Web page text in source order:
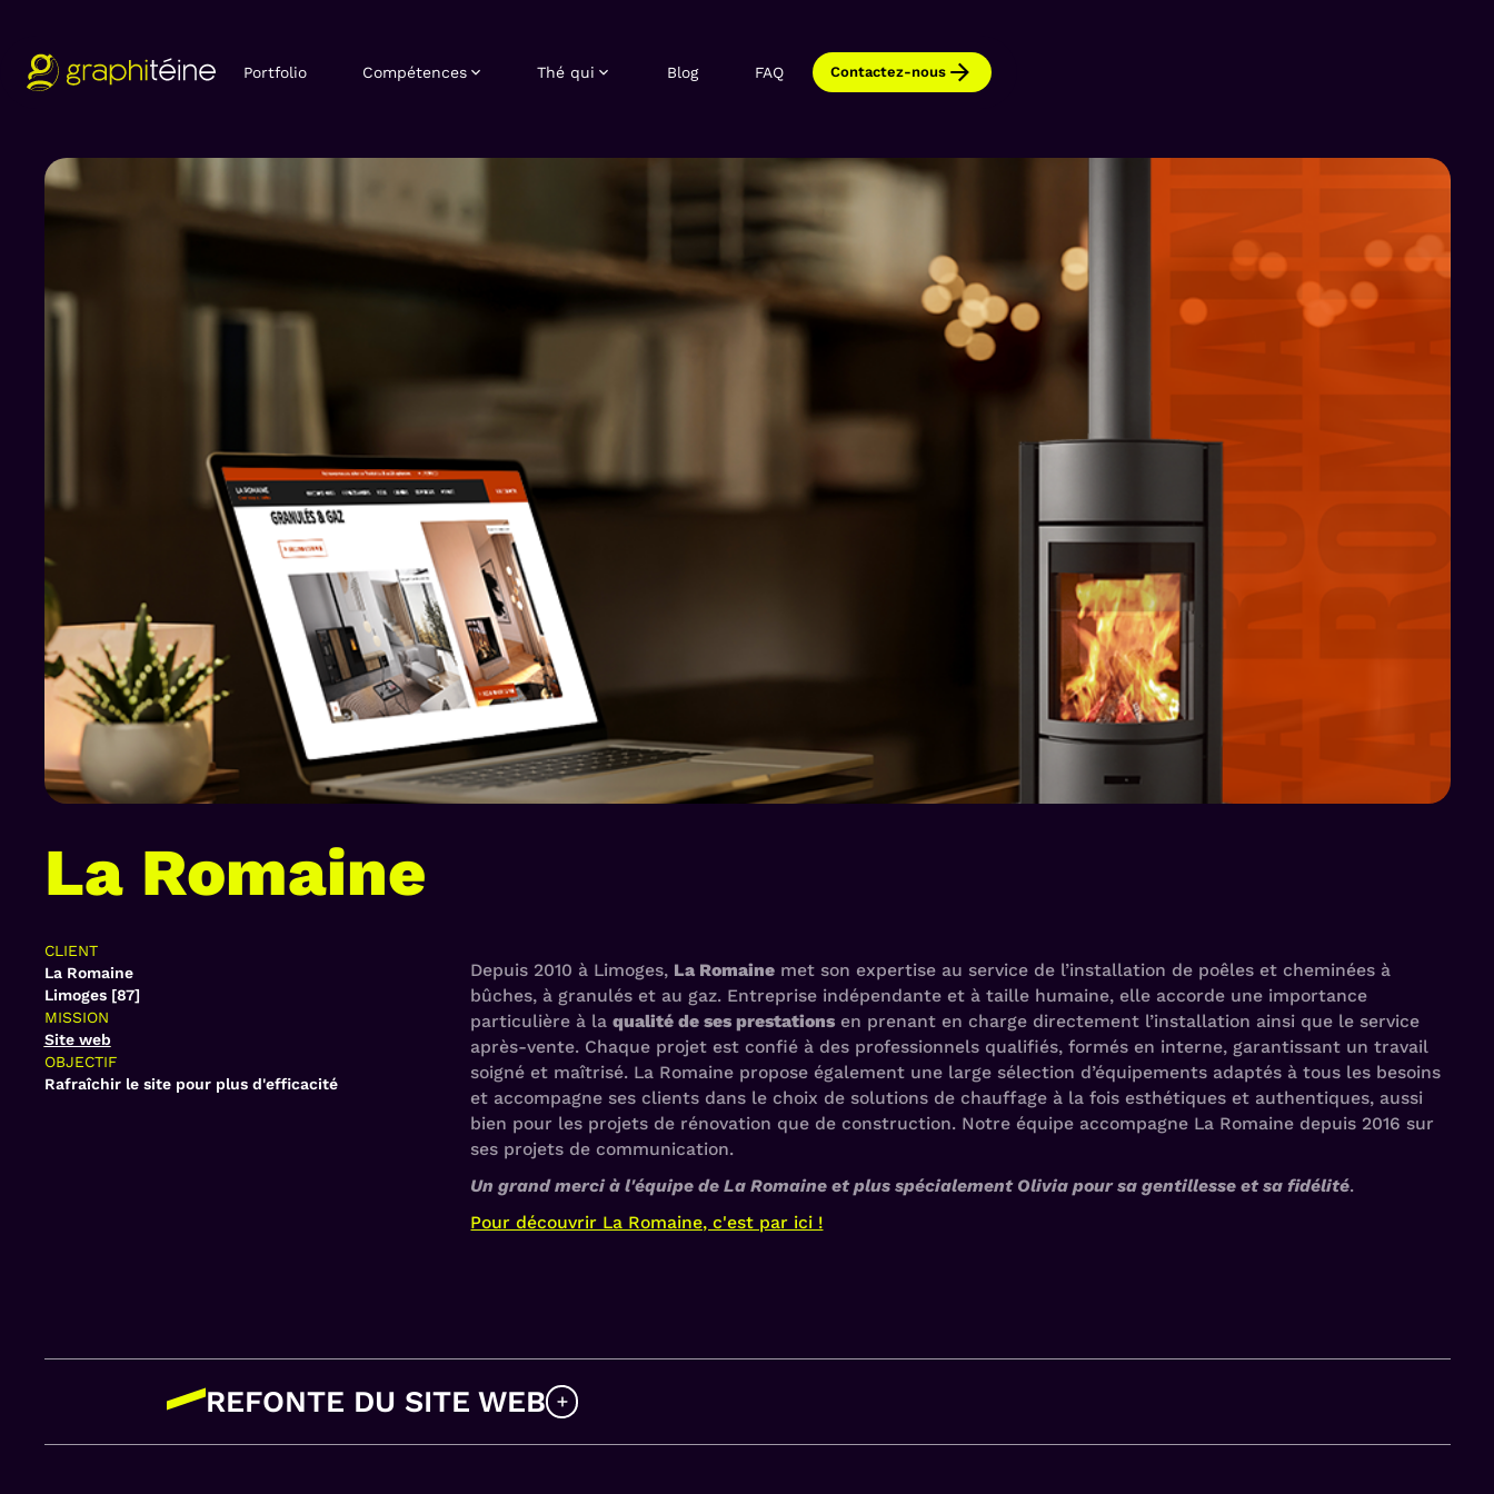
Portfolio Compétences Thé qui Blog FAQ Contactez-nous
La Romaine
CLIENT
La Romaine
Limoges [87]
MISSION
Site web
OBJECTIF
Rafraîchir le site pour plus d'efficacité
Depuis 2010 à Limoges, La Romaine met son expertise au service de l’installation de poêles et cheminées à
bûches, à granulés et au gaz. Entreprise indépendante et à taille humaine, elle accorde une importance
particulière à laqualité de ses prestations en prenant en charge directement l’installation ainsi que le service
après-vente. Chaque projet est confié à des professionnels qualifiés, formés en interne, garantissant un travail
soigné et maîtrisé. La Romaine propose également une large sélection d’équipements adaptés à tous les besoins
et accompagne ses clients dans le choix de solutions de chauffage à la fois esthétiques et authentiques, aussi
bien pour les projets de rénovation que de construction. Notre équipe accompagne La Romaine depuis 2016 sur
ses projets de communication.
Un grand merci à l'équipe de La Romaine et plus spécialement Olivia pour sa gentillesse et sa fidélité.
Pour découvrir La Romaine, c'est par ici !
REFONTE DU SITE WEB
Une interface fluide et très visuelle